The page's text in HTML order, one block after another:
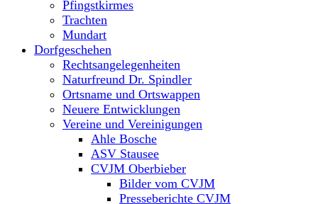
Pfingstkirmes
Trachten
Mundart
Dorfgeschehen
Rechtsangelegenheiten
Naturfreund Dr. Spindler
Ortsname und Ortswappen
Neuere Entwicklungen
Vereine und Vereinigungen
Ahle Bosche
ASV Stausee
CVJM Oberbieber
Bilder vom CVJM
Presseberichte CVJM